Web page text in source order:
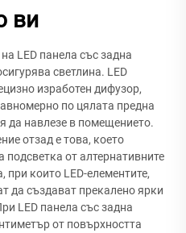
ви
LED панела със задна
светлина. LED
изработен дифузор,
по цялата предна
да навлезе в помещението.
отзад е това, което
подсветка от алтернативните
при които LED-елементите,
да създават прекалено ярки
LED панела със задна
от повърхността